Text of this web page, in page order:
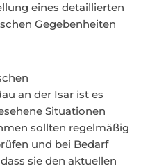
eines detaillierten
Gegebenheiten
an der Isar ist es
Situationen
sollten regelmäßig
und bei Bedarf
sie den aktuellen